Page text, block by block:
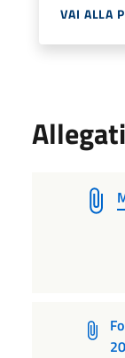
VAI ALLA
Allegati